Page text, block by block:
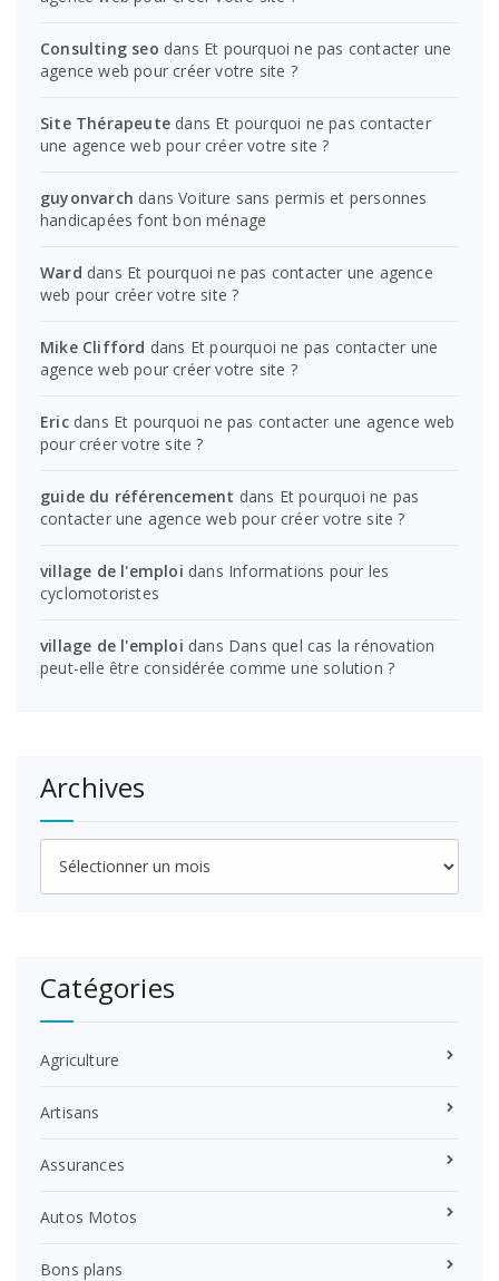
Consulting seo dans Et pourquoi ne pas contacter une
agence web pour créer votre site ?
Site Thérapeute dans Et pourquoi ne pas contacter
une agence web pour créer votre site ?
guyonvarch dansVoiture sans permis et personnes
handicapées font bon ménage
Ward dans Et pourquoi ne pas contacter une agence
web pour créer votre site ?
Mike Clifford dans Et pourquoi ne pas contacter une
agence web pour créer votre site ?
Ericdans Et pourquoi ne pas contacter une agence web
pour créer votre site ?
guide du référencement dans Et pourquoi ne pas
contacter une agence web pour créer votre site ?
village de l'emploi dans Informations pour les
cyclomotoristes
village de l'emploi dans Dans quel cas la rénovation
peut-elle être considérée comme une solution ?
Archives
Archives
Catégories
Agriculture
Artisans
Assurances
Autos Motos
Bons plans